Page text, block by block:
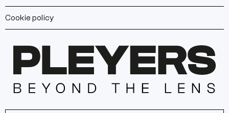
Cookie policy